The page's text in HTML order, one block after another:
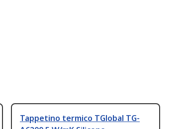
Tappetino termico TGlobal TG-